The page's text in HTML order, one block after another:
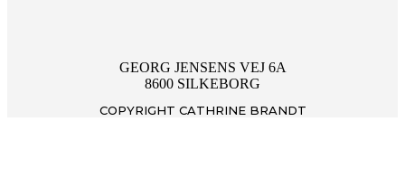
GEORG JENSENS VEJ 6A
8600 SILKEBORG
COPYRIGHT CATHRINE BRANDT